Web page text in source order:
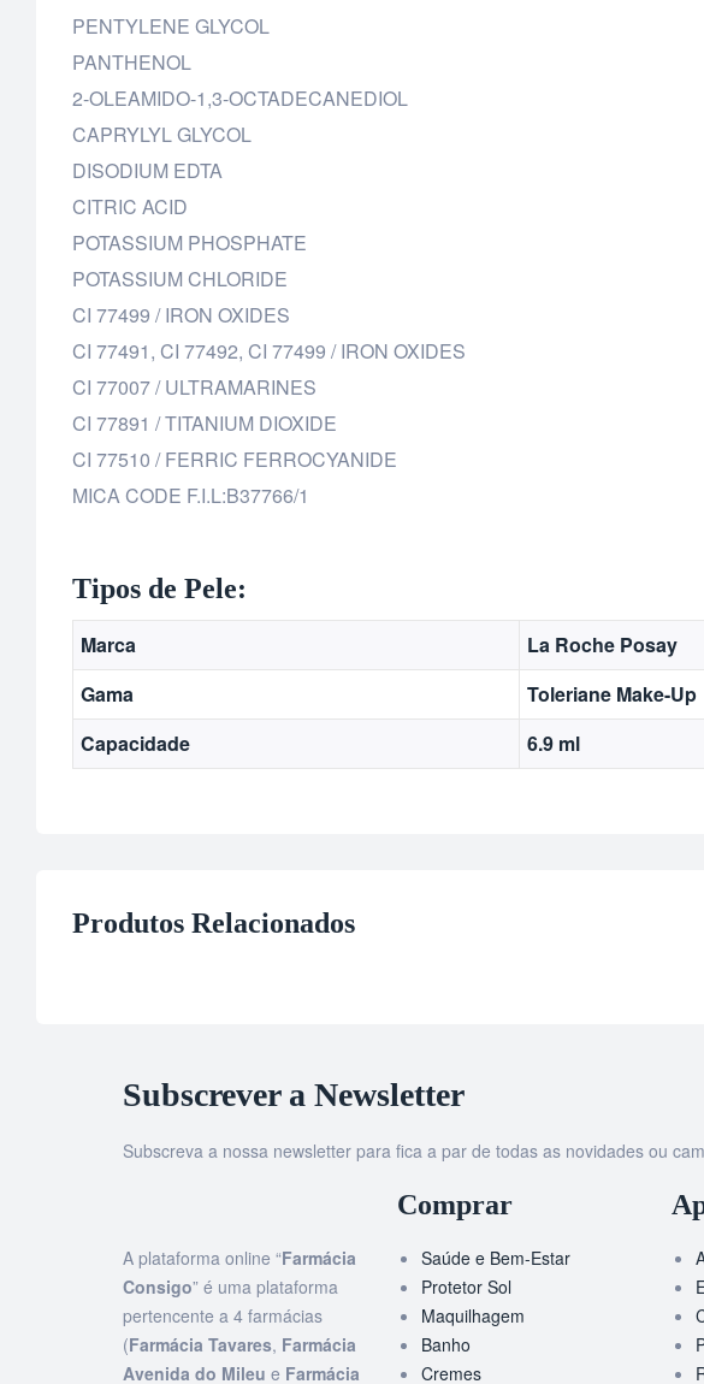
PENTYLENE GLYCOL
PANTHENOL
2-OLEAMIDO-1,3-OCTADECANEDIOL
CAPRYLYL GLYCOL
DISODIUM EDTA
CITRIC ACID
POTASSIUM PHOSPHATE
POTASSIUM CHLORIDE
CI 77499 / IRON OXIDES
CI 77491, CI 77492, CI 77499 / IRON OXIDES
CI 77007 / ULTRAMARINES
CI 77891 / TITANIUM DIOXIDE
CI 77510 / FERRIC FERROCYANIDE
MICA CODE F.I.L:B37766/1
Tipos de Pele:
Marca
La Roche Posay
Gama
Toleriane Make-Up
Capacidade
6.9 ml
Produtos Relacionados
Subscrever a Newsletter
Subscreva a nossa newsletter para fica a par de todas as novidades ou
A plataforma online “Farmácia
Consigo” é uma plataforma
pertencente a 4 farmácias
(Farmácia Tavares, Farmácia
Avenida do Mileu e Farmácia
Comprar
Saúde e Bem-Estar
Protetor Sol
Maquilhagem
Banho
Cremes